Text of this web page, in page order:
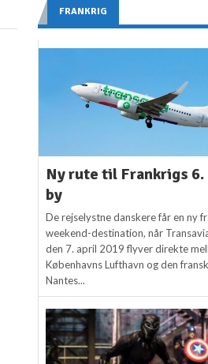
FRANKRIG
Ny rute til Frankrigs
by
De rejselystne danskere får en ny
weekend-destination, når
den 7. april 2019 flyver direkte
Københavns Lufthavn og den
Nantes...